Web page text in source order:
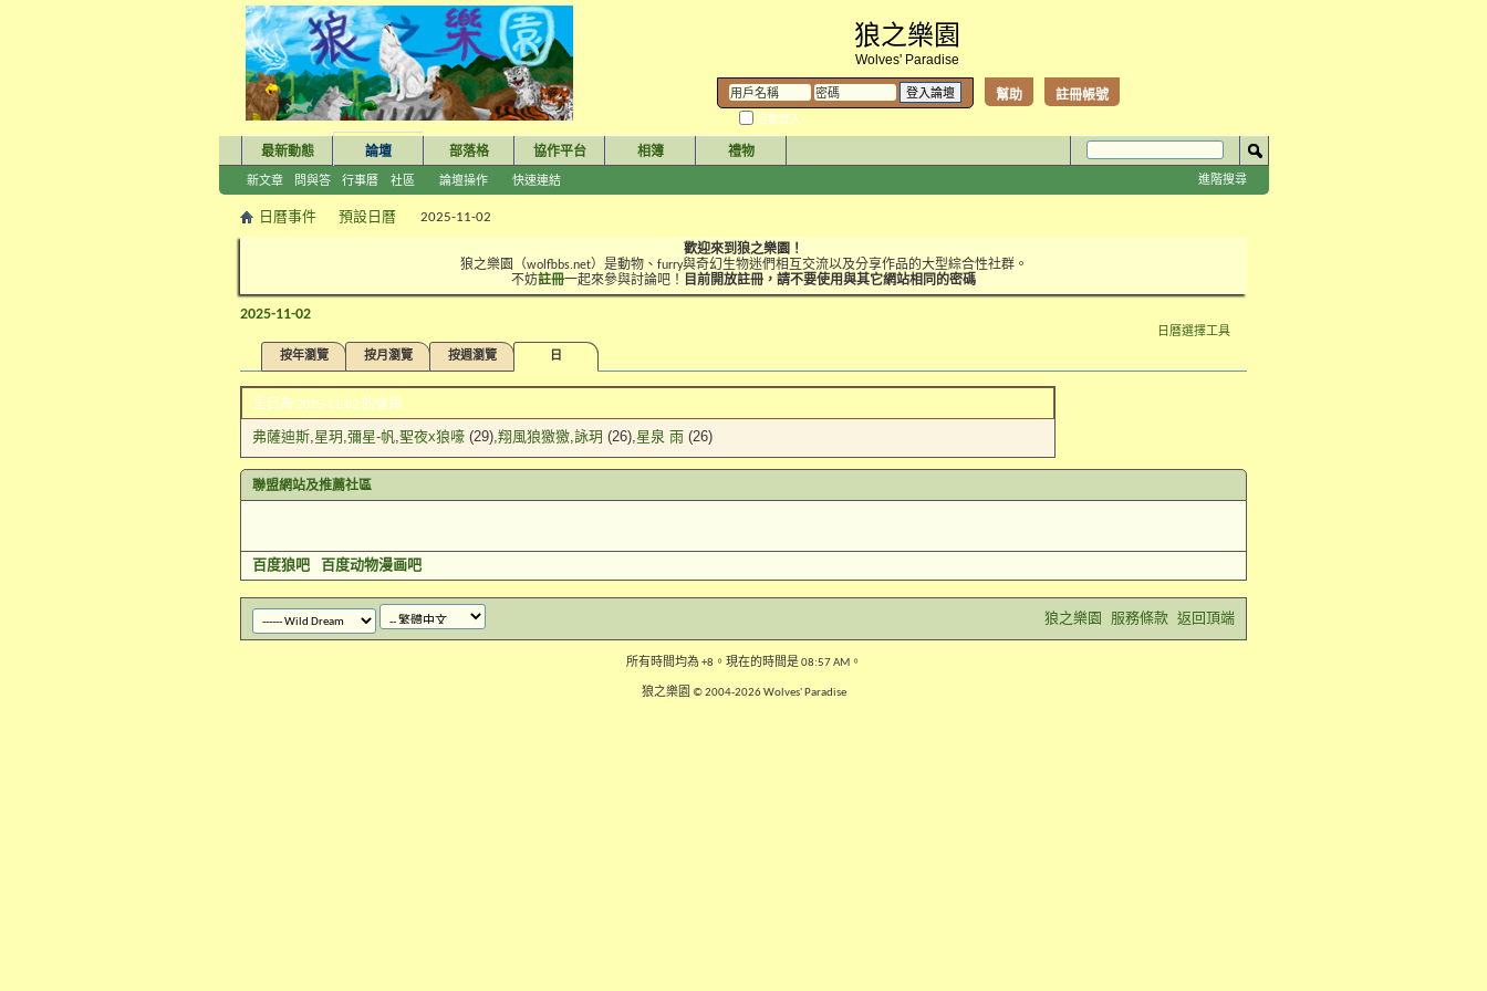
狼之樂園
Wolves' Paradise
註冊帳號
幫助
自動登入
最新動態 論壇
新文章 問與答 行事曆 社區 論壇操作 快速連結
部落格 協作平台 相簿 禮物
進階搜尋
日曆事件 預設日曆 2025-11-02
歡迎來到狼之樂園！
狼之樂園（wolfbbs.net）是動物、furry與奇幻生物迷們相互交流以及分享作品的大型綜合性社群。
不妨註冊一起來參與討論吧！ 目前開放註冊，請不要使用與其它網站相同的密碼
2025-11-02
日曆選擇工具
按年瀏覽
按月瀏覽 按週瀏覽 日
生日為 2025-11-02 的會員
弗薩迪斯 星玥 彌星-帆 聖夜x狼嚎 (29) 翔風狼獥獥 詠玥 (26) 星泉 雨 (26)
聯盟網站及推薦社區
百度狼吧 百度动物漫画吧
狼之樂園 服務條款 返回頂端
所有時間均為+8 。現在的時間是08:57 AM 。
狼之樂園 © 2004-2026 Wolves' Paradise